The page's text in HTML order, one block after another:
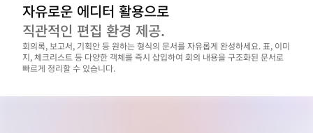
자유로운 에디터 활용으로
직관적인 편집 환경 제공.
회의록, 보고서, 기획안 등 원하는 형식의 문서를 자유롭게 완성하세요. 표, 이미
지, 체크리스트 등 다양한 객체를 즉시 삽입하여 회의 내용을 구조화된 문서로
빠르게 정리할 수 있습니다.